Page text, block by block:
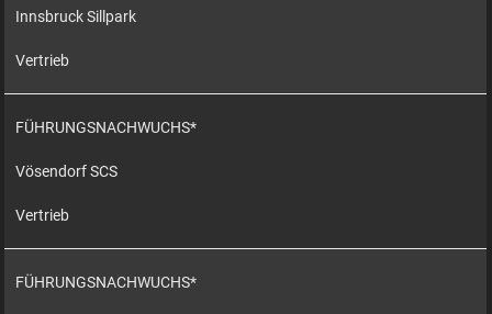
Innsbruck Sillpark
Vertrieb
FÜHRUNGSNACHWUCHS*
Vösendorf SCS
Vertrieb
FÜHRUNGSNACHWUCHS*